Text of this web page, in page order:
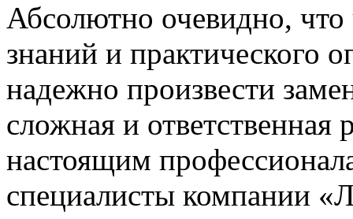
Абсолютно очевидно, что
знаний и практического
надежно произвести
сложная и ответственная
настоящим
специалисты компании